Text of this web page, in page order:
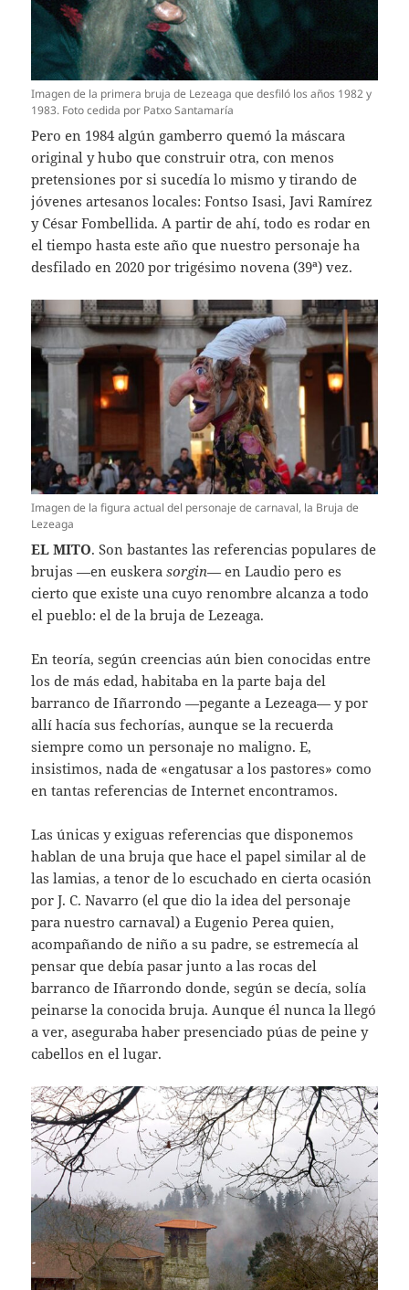
Imagen de la primera bruja de Lezeaga que desfiló los años 1982 y
1983. Foto cedida por Patxo Santamaría
Pero en 1984 algún gamberro quemó la máscara
original y hubo que construir otra, con menos
pretensiones por si sucedía lo mismo y tirando de
jóvenes artesanos locales: Fontso Isasi, Javi Ramírez
y César Fombellida. A partir de ahí, todo es rodar en
el tiempo hasta este año que nuestro personaje ha
desfilado en 2020 por trigésimo novena (39ª) vez.
Imagen de la figura actual del personaje de carnaval, la Bruja de
Lezeaga
EL MITO. Son bastantes las referencias populares de
brujas —en euskerasorgin— en Laudio pero es
cierto que existe una cuyo renombre alcanza a todo
el pueblo: el de la bruja de Lezeaga.
En teoría, según creencias aún bien conocidas entre
los de más edad, habitaba en la parte baja del
barranco de Iñarrondo —pegante a Lezeaga— y por
allí hacía sus fechorías, aunque se la recuerda
siempre como un personaje no maligno. E,
insistimos, nada de «engatusar a los pastores» como
en tantas referencias de Internet encontramos.
Las únicas y exiguas referencias que disponemos
hablan de una bruja que hace el papel similar al de
las lamias, a tenor de lo escuchado en cierta ocasión
por J. C. Navarro (el que dio la idea del personaje
para nuestro carnaval) a Eugenio Perea quien,
acompañando de niño a su padre, se estremecía al
pensar que debía pasar junto a las rocas del
barranco de Iñarrondo donde, según se decía, solía
peinarse la conocida bruja. Aunque él nunca la llegó
a ver, aseguraba haber presenciado púas de peine y
cabellos en el lugar.